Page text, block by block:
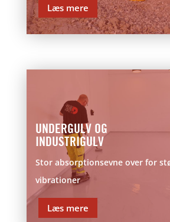
Læs mere
UNDERGULV OG
INDUSTRIGULV
Stor absorptionsevne over for
vibrationer
Læs mere